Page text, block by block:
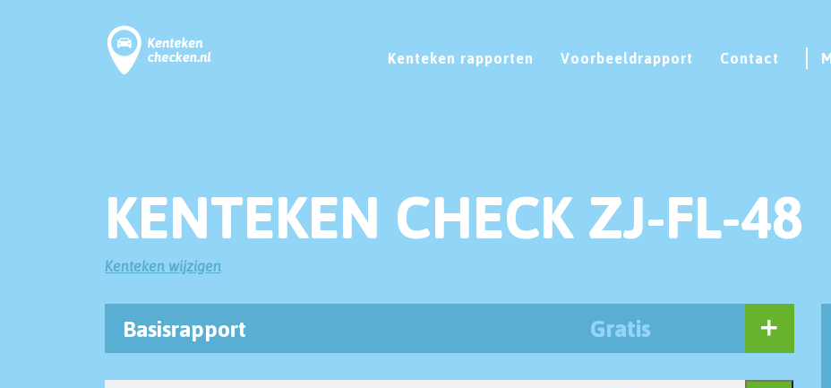
Kenteken rapporten Voorbeeldrapport Contact
KENTEKEN CHECK ZJ-FL-48
Kenteken wijzigen
Basisrapport Gratis